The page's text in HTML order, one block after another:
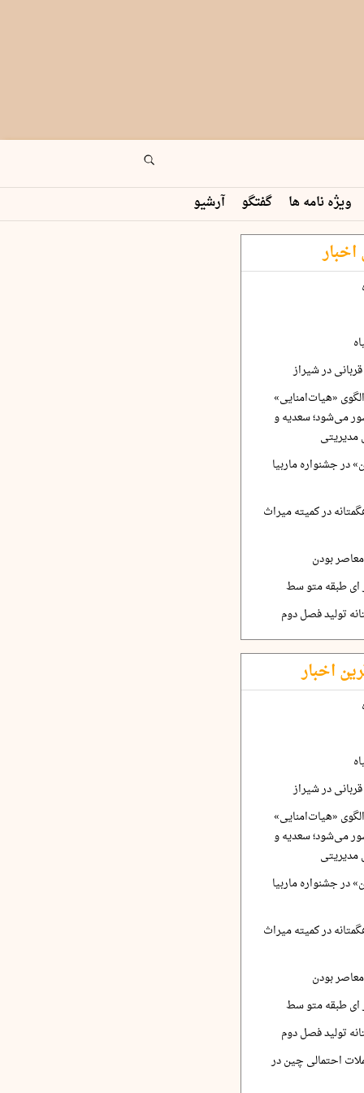
ویژه نامه ها گفتگو آرشیو
در شیراز
«هیات‌امنایی»
می‌شود؛ سعدیه و
مدیریتی
در جشنواره ماربیا
در کمیته میراث
بودن
ای طبقه متو سط
تولید فصل دوم
اخبار
در شیراز
«هیات‌امنایی»
می‌شود؛ سعدیه و
مدیریتی
در جشنواره ماربیا
در کمیته میراث
بودن
ای طبقه متو سط
تولید فصل دوم
احتمالی چین در